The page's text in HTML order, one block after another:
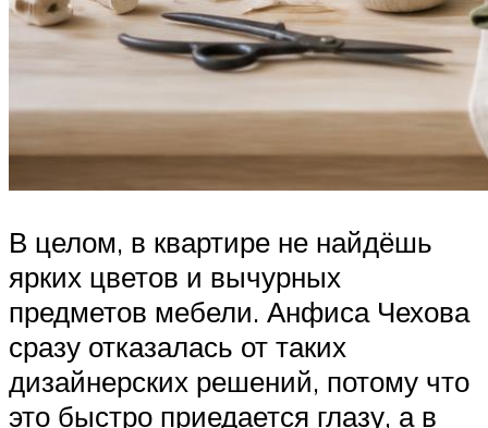
В целом, в квартире не найдёшь
ярких цветов и вычурных
предметов мебели. Анфиса Чехова
сразу отказалась от таких
дизайнерских решений, потому что
это быстро приедается глазу, а в